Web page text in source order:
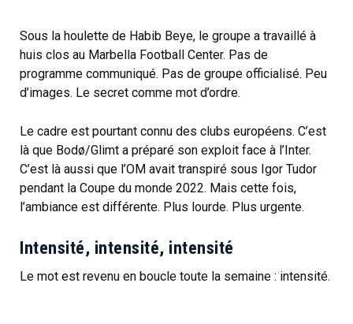
Sous la houlette de Habib Beye, le groupe a travaillé à
huis clos au Marbella Football Center. Pas de
programme communiqué. Pas de groupe officialisé. Peu
d’images. Le secret comme mot d’ordre.
Le cadre est pourtant connu des clubs européens. C’est
là que Bodø/Glimt a préparé son exploit face à l’Inter.
C’est là aussi que l’OM avait transpiré sous Igor Tudor
pendant la Coupe du monde 2022. Mais cette fois,
l’ambiance est différente. Plus lourde. Plus urgente.
Intensité, intensité, intensité
Le mot est revenu en boucle toute la semaine : intensité.